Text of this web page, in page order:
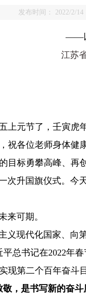
发布时间： 2022/2/
——
江苏
上元节了，壬寅
祝各位老师身体健
目标勇攀高峰、再
升国旗仪式。今
可期。
义现代化国家、向
平总书记在2022年春
现第二个百年奋斗
，是书写新的奋斗